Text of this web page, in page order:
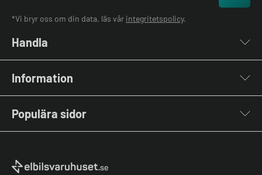
*Vi bryr oss om din data, läs vår integritetspolicy.
Handla
Laddkablar
Kabelhållare
Stolpar & Fästen
Portabla Laddare
Övriga tillbehör
Information
Kontakta oss
Vanliga frågor & svar
El-lexikon
Installation
Populära sidor
Elbilsladdare företag